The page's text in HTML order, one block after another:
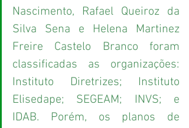
Nascimento, Rafael Queiroz da
Silva Sena e Helena Martinez
Freire Castelo Branco foram
classificadas as organizações:
Instituto Diretrizes; Instituto
Elisedape; SEGEAM; INVS; e
IDAB. Porém, os planos de